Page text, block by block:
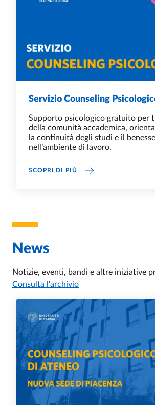
Servizio Counseling
Supporto psicologico gratuito per
della comunità accademica,
la continuità degli studi e il
nell’ambiente di lavoro.
SCOPRI DI PIÙ SERVIZIO
News
Notizie, eventi, bandi e altre iniziative
Consulta l'archivio